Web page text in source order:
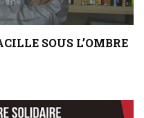
SOUS L’OMBRE